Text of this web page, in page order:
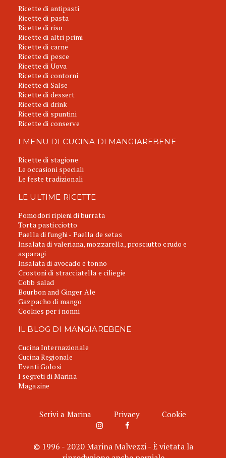
Ricette di antipasti
Ricette di pasta
Ricette di riso
Ricette di altri primi
Ricette di carne
Ricette di pesce
Ricette di Uova
Ricette di contorni
Ricette di Salse
Ricette di dessert
Ricette di drink
Ricette di spuntini
Ricette di conserve
I MENU DI CUCINA DI MANGIAREBENE
Ricette di stagione
Le occasioni speciali
Le feste tradizionali
LE ULTIME RICETTE
Pomodori ripieni di burrata
Torta pasticciotto
Paella di funghi - Paella de setas
Insalata di valeriana, mozzarella, prosciutto crudo e
asparagi
Insalata di avocado e tonno
Crostoni di stracciatella e ciliegie
Cobb salad
Bourbon and Ginger Ale
Gazpacho di mango
Cookies per i nonni
IL BLOG DI MANGIAREBENE
Cucina Internazionale
Cucina Regionale
Eventi Golosi
I segreti di Marina
Magazine
Scrivi a Marina Privacy Cookie
© 1996 - 2020 Marina Malvezzi - È vietata la